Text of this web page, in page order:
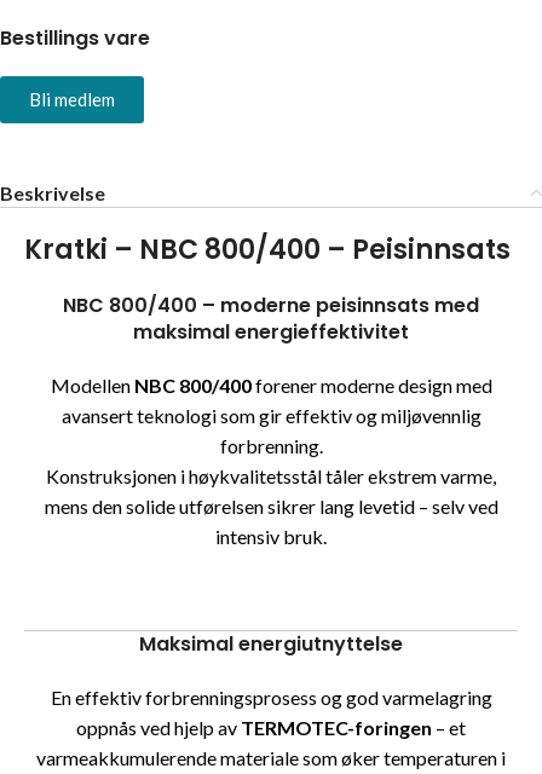
Bestillings vare
Bli medlem
Beskrivelse
Kratki – NBC 800/400 – Peisinnsats
NBC 800/400 – moderne peisinnsats med
maksimal energieffektivitet
Modellen NBC 800/400forener moderne design med
avansert teknologi som gir effektiv og miljøvennlig
forbrenning.
Konstruksjonen i høykvalitetsstål tåler ekstrem varme,
mens den solide utførelsen sikrer lang levetid – selv ved
intensiv bruk.
Maksimal energiutnyttelse
En effektiv forbrenningsprosess og god varmelagring
oppnås ved hjelp av TERMOTEC-foringen – et
varmeakkumulerende materiale som øker temperaturen i